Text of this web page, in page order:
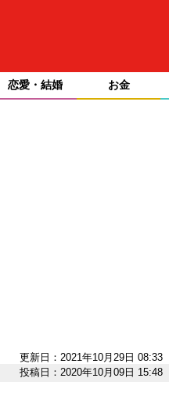
恋愛・結婚 お金
更新日：2021年10月29日 08:33
投稿日：2020年10月09日 15:48